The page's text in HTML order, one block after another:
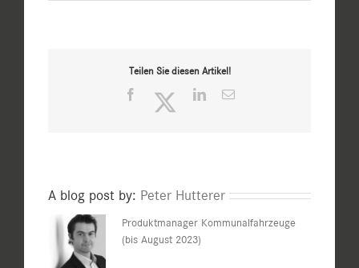
Teilen Sie diesen Artikel!
Facebook TwitterLinkedIn
E-
A blog post by: Peter Hutterer
Produktmanager Kommunalfahrzeuge
(bis August 2023)